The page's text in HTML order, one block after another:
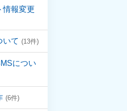
情報変更
いて (13件)
につい
(6件)